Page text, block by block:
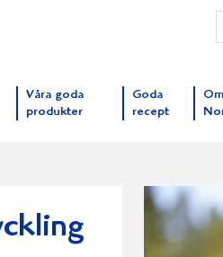
Våra goda
produkter
Goda
recept
Om